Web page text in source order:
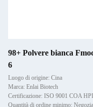
98+ Polvere bianca
6
Luogo di origine: Cina
Marca: Enlai Biotech
Certificazione: ISO 9001 COA
Quantità di ordine minimo: